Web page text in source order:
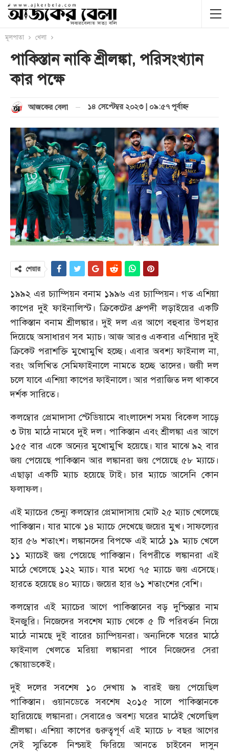
মূলপাতা খেলা
পাকিস্তান নাকি শ্রীলঙ্কা, পরিসংখ্যান
কার পক্ষে
আজকের বেলা ১৪ সেপ্টেম্বর ২০২৩ | ০৯:৫৭ পূর্বাহ্ণ
শেয়ার
১৯৯২ এর চ্যাম্পিয়ন বনাম ১৯৯৬ এর চ্যাম্পিয়ন। গত এশিয়া
কাপের দুই ফাইনালিস্ট। ক্রিকেটের ধ্রুপদী লড়াইয়ের একটি
পাকিস্তান বনাম শ্রীলঙ্কার। দুই দল এর আগে বহুবার উপহার
দিয়েছে অসাধারণ সব ম্যাচ। আজ আরও একবার এশিয়ার দুই
ক্রিকেট পরাশক্তি মুখোমুখি হচ্ছে। এবার অবশ্য ফাইনাল না,
বরং অলিখিত সেমিফাইনালে নামতে হচ্ছে তাদের। জয়ী দল
চলে যাবে এশিয়া কাপের ফাইনালে। আর পরাজিত দল থাকবে
দর্শক সারিতে।
কলম্বোর প্রেমাদাসা স্টেডিয়ামে বাংলাদেশ সময় বিকেল সাড়ে
৩ টায় মাঠে নামবে দুই দল। পাকিস্তান এবং শ্রীলঙ্কা এর আগে
১৫৫ বার একে অন্যের মুখোমুখি হয়েছে। যার মাঝে ৯২ বার
জয় পেয়েছে পাকিস্তান আর লঙ্কানরা জয় পেয়েছে ৫৮ ম্যাচে।
এছাড়া একটি ম্যাচ হয়েছে টাই। চার ম্যাচে আসেনি কোন
ফলাফল।
এই ম্যাচের ভেন্যু কলম্বোর প্রেমাদাসায় মোট ২৫ ম্যাচ খেলেছে
পাকিস্তান। যার মাঝে ১৪ ম্যাচে দেখেছে জয়ের মুখ। সাফল্যের
হার ৫৬ শতাংশ। লঙ্কানদের বিপক্ষে এই মাঠে ১৯ ম্যাচ খেলে
১১ ম্যাচেই জয় পেয়েছে পাকিস্তান। বিপরীতে লঙ্কানরা এই
মাঠে খেলেছে ১২২ ম্যাচ। যার মধ্যে ৭৫ ম্যাচে জয় এসেছে।
হারতে হয়েছে ৪০ ম্যাচে। জয়ের হার ৬১ শতাংশের বেশি।
কলম্বোর এই ম্যাচের আগে পাকিস্তানের বড় দুশ্চিন্তার নাম
ইনজুরি। নিজেদের সবশেষ ম্যাচ থেকে ৫ টি পরিবর্তন নিয়ে
মাঠে নামছে দুই বারের চ্যাম্পিয়নরা। অন্যদিকে ঘরের মাঠে
ফাইনাল খেলতে মরিয়া লঙ্কানরা পাবে নিজেদের সেরা
স্কোয়াডকেই।
দুই দলের সবশেষ ১০ দেখায় ৯ বারই জয় পেয়েছিল
পাকিস্তান। ওয়ানডেতে সবশেষ ২০১৫ সালে পাকিস্তানকে
হারিয়েছে লঙ্কানরা। সেবারেও অবশ্য ঘরের মাঠেই খেলেছিল
শ্রীলঙ্কা। এশিয়া কাপের গুরুত্বপূর্ণ এই ম্যাচে ৮ বছর আগের
সেই স্মৃতিকে নিশ্চয়ই ফিরিয়ে আনতে চাইবেন দাসুন